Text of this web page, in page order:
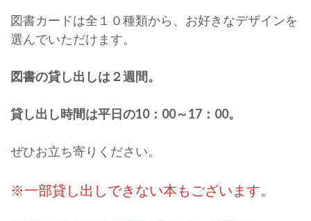
図書カードは全１０種類から、お好きなデザインを
選んでいただけます。
図書の貸し出しは２週間。
貸し出し時間は平日の10：00～17：00。
ぜひお立ち寄りください。
※一部貸し出しできない本もございます。